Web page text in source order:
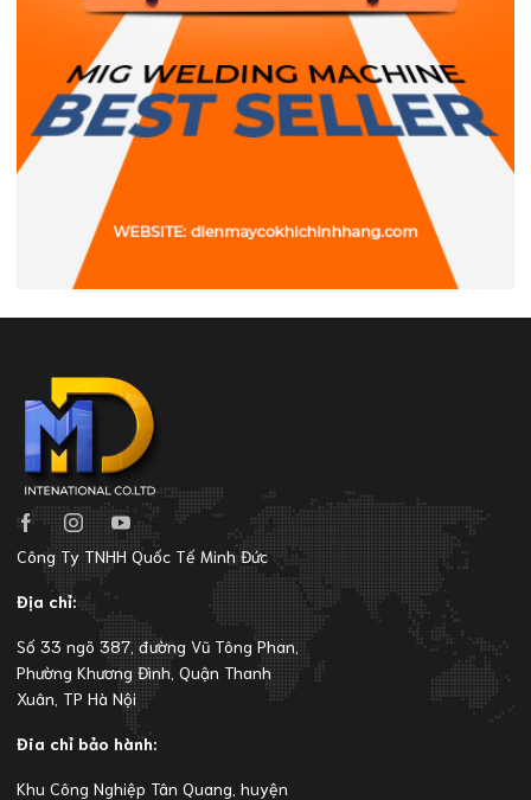
Công Ty TNHH Quốc Tế Minh Đức
Địa chỉ:
Số 33 ngõ 387, đường Vũ Tông Phan,
Phường Khương Đình, Quận Thanh
Xuân, TP Hà Nội
Đia chỉ bảo hành:
Khu Công Nghiệp Tân Quang, huyện